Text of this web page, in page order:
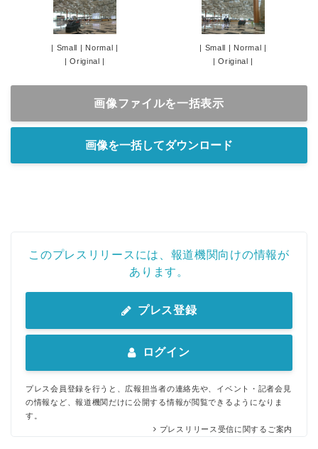
| Small | Normal |
|Original |
| Small | Normal |
|Original |
画像ファイルを一括表示
画像を一括してダウンロード
このプレスリリースには、報道機関向けの情報が
あります。
プレス登録
ログイン
プレス会員登録を行うと、広報担当者の連絡先や、イベント・記者会見
の情報など、報道機関だけに公開する情報が閲覧できるようになりま
す。
プレスリリース受信に関するご案内